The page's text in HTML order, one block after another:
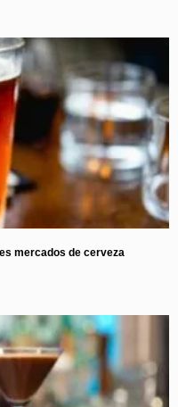
mercados de cerveza